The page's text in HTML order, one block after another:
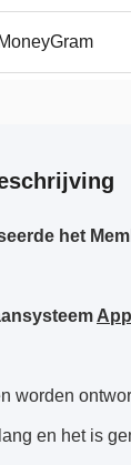
het
worden
en het is